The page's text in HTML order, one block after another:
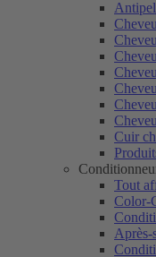
Cuir
Tout
Color-
Après-